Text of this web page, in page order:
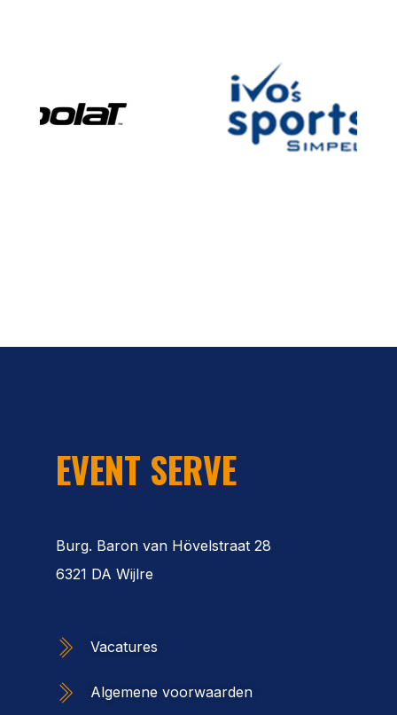
EVENT SERVE
Burg. Baron van Hövelstraat 28
6321 DA Wijlre
Vacatures
Algemene voorwaarden